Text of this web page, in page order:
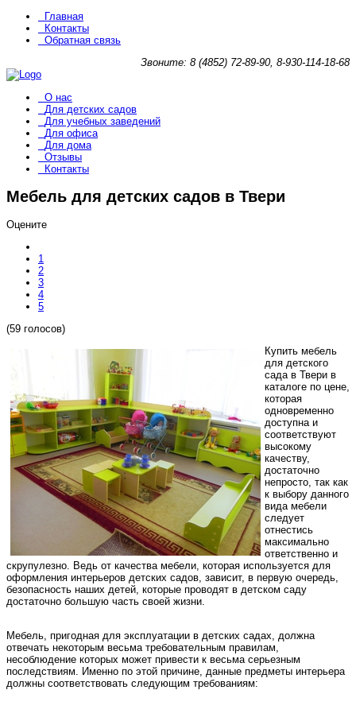
Главная
Контакты
Обратная связь
Звоните: 8 (4852) 72-89-90, 8-930-114-18-68
О нас
Для детских садов
Для учебных заведений
Для офиса
Для дома
Отзывы
Контакты
Мебель для детских садов в Твери
Оцените
1
2
3
4
5
(59 голосов)
Купить мебель
для детского
сада в Твери в
каталоге по цене,
которая
одновременно
доступна и
соответствуют
высокому
качеству,
достаточно
непросто, так как
к выбору данного
вида мебели
следует
отнестись
максимально
ответственно и
скрупулезно. Ведь от качества мебели, которая используется для
оформления интерьеров детских садов, зависит, в первую очередь,
безопасность наших детей, которые проводят в детском саду
достаточно большую часть своей жизни.
Мебель, пригодная для эксплуатации в детских садах, должна
отвечать некоторым весьма требовательным правилам,
несоблюдение которых может привести к весьма серьезным
последствиям. Именно по этой причине, данные предметы интерьера
должны соответствовать следующим требованиям: